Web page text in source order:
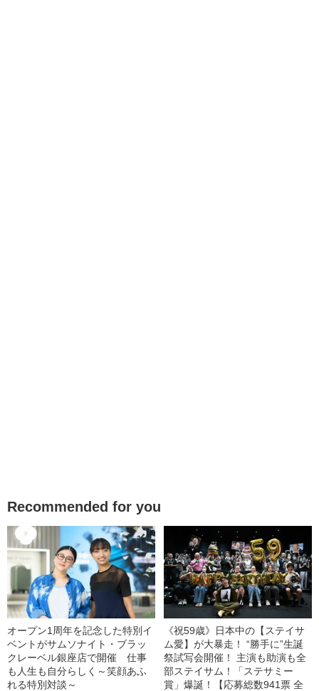
Recommended for you
オープン1周年を記念した特別イ
ベントがサムソナイト・ブラッ
クレーベル銀座店で開催 仕事
も人生も自分らしく～笑顔あふ
れる特別対談～
《祝59歳》日本中の【ステイサ
ム愛】が大暴走！ “勝手に”生誕
祭試写会開催！ 主演も助演も全
部ステイサム！「ステサミー
賞」爆誕！【応募総数941票 全